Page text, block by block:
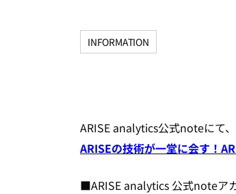
INFORMATION
ARISE analytics公式noteにて
ARISEの技術が一堂に会す！
■ARISE analytics 公式noteア